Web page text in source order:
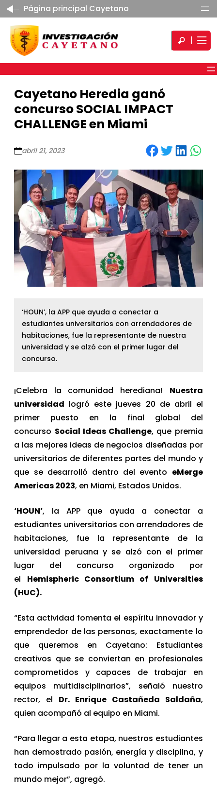
Página principal Cayetano
Cayetano Heredia ganó
concurso SOCIAL IMPACT
CHALLENGE en Miami
abril 21, 2023 Share on Facebook Share on Twitter Share on LinkedIn Share on WhatsApp
‘HOUN’, la APP que ayuda a conectar a
estudiantes universitarios con arrendadores de
habitaciones, fue la representante de nuestra
universidad y se alzó con el primer lugar del
concurso.
¡Celebra la comunidad herediana! Nuestra
universidad logró este jueves 20 de abril el
primer puesto en la final global del
concurso Social Ideas Challenge, que premia
a las mejores ideas de negocios diseñadas por
universitarios de diferentes partes del mundo y
que se desarrolló dentro del evento eMerge
Americas 2023, en Miami, Estados Unidos.
‘HOUN’, la APP que ayuda a conectar a
estudiantes universitarios con arrendadores de
habitaciones, fue la representante de la
universidad peruana y se alzó con el primer
lugar del concurso organizado por
el Hemispheric Consortium of Universities
(HUC).
“Esta actividad fomenta el espíritu innovador y
emprendedor de las personas, exactamente lo
que queremos en Cayetano: Estudiantes
creativos que se conviertan en profesionales
comprometidos y capaces de trabajar en
equipos multidisciplinarios”, señaló nuestro
rector, el Dr. Enrique Castañeda Saldaña,
quien acompañó al equipo en Miami.
“Para llegar a esta etapa, nuestros estudiantes
han demostrado pasión, energía y disciplina, y
todo impulsado por la voluntad de tener un
mundo mejor”, agregó.